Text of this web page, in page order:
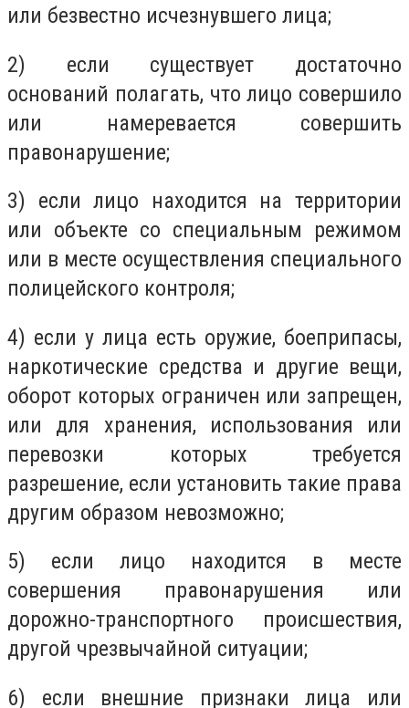
или безвестно исчезнувшего лица;
2) если существует достаточно
оснований полагать, что лицо совершило
или намеревается совершить
правонарушение;
3) если лицо находится на территории
или объекте со специальным режимом
или в месте осуществления специального
полицейского контроля;
4) если у лица есть оружие, боеприпасы,
наркотические средства и другие вещи,
оборот которых ограничен или запрещен,
или для хранения, использования или
перевозки которых требуется
разрешение, если установить такие права
другим образом невозможно;
5) если лицо находится в месте
совершения правонарушения или
дорожно-транспортного происшествия,
другой чрезвычайной ситуации;
6) если внешние признаки лица или